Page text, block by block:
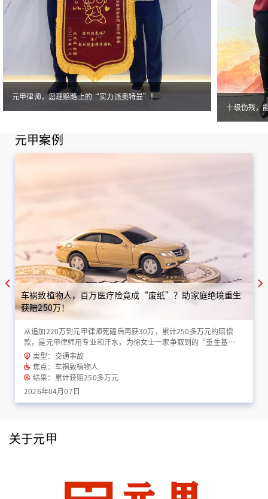
元甲律师，您理赔路上的“实力派奥特曼”！
十级伤残，
元甲案例
车祸致植物人，百万医疗险竟成“废纸”？助家庭绝境重生
获赔250万！
从追加220万到元甲律师死磕后再获30万，累计250多万元的赔偿
款，是元甲律师用专业和汗水，为徐女士一家争取到的“重生基
金”！
类型：交通事故
焦点：车祸致植物人
结果：累计获赔250多万元
2026年04月07日
关于元甲